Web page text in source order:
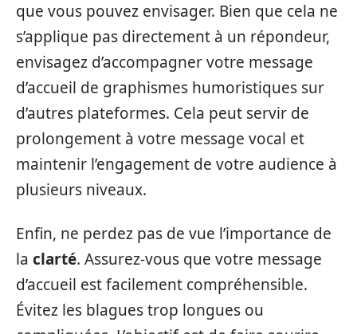
que vous pouvez envisager. Bien que cela ne
s’applique pas directement à un répondeur,
envisagez d’accompagner votre message
d’accueil de graphismes humoristiques sur
d’autres plateformes. Cela peut servir de
prolongement à votre message vocal et
maintenir l’engagement de votre audience à
plusieurs niveaux.
Enfin, ne perdez pas de vue l’importance de
la clarté. Assurez-vous que votre message
d’accueil est facilement compréhensible.
Évitez les blagues trop longues ou